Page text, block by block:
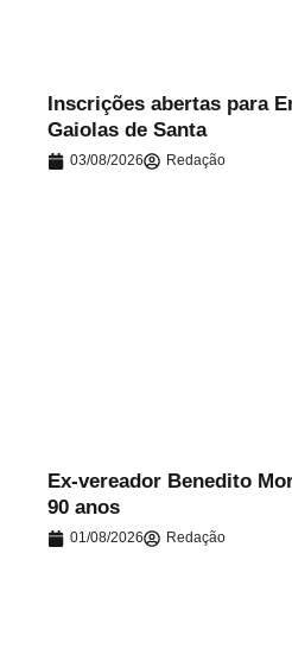
Inscrições abertas para
Gaiolas de Santa
03/08/2026 Redação
Ex-vereador Benedito
90 anos
01/08/2026 Redação